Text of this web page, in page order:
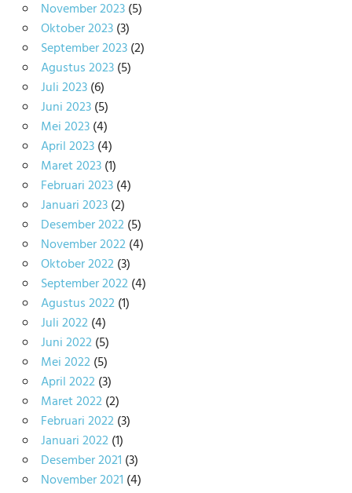
November 2023(5)
Oktober 2023(3)
September 2023(2)
Agustus 2023(5)
Juli 2023(6)
Juni 2023(5)
Mei 2023(4)
April 2023(4)
Maret 2023(1)
Februari 2023(4)
Januari 2023(2)
Desember 2022(5)
November 2022(4)
Oktober 2022(3)
September 2022(4)
Agustus 2022(1)
Juli 2022(4)
Juni 2022(5)
Mei 2022(5)
April 2022(3)
Maret 2022(2)
Februari 2022(3)
Januari 2022(1)
Desember 2021 (3)
November 2021 (4)